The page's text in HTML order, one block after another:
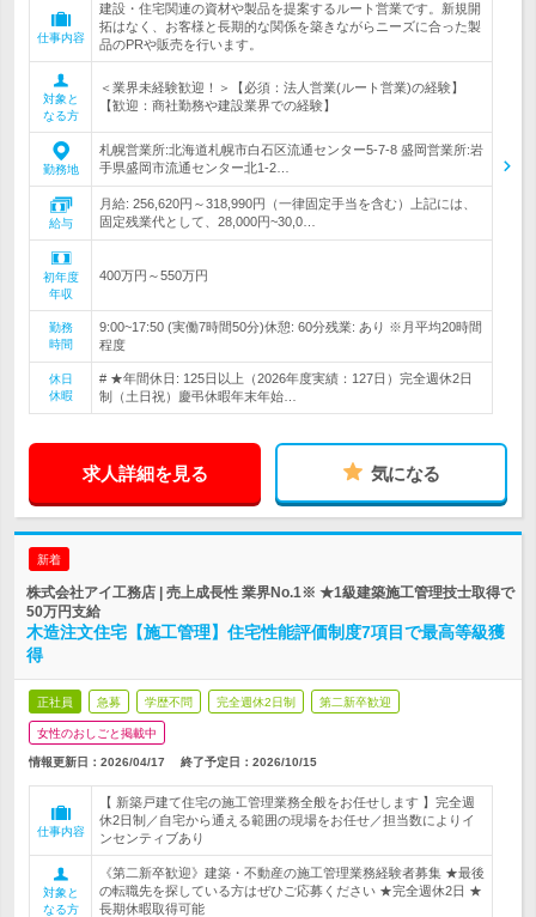
仕事内容
建設・住宅関連の資材や製品を提案するルート営業です。新規開
拓はなく、お客様と長期的な関係を築きながらニーズに合った製
品のPRや販売を行います。
対象と
なる方
＜業界未経験歓迎！＞【必須：法人営業(ルート営業)の経験】
【歓迎：商社勤務や建設業界での経験】
勤務地
札幌営業所:北海道札幌市白石区流通センター5-7-8 盛岡営業所:岩
手県盛岡市流通センター北1-2…
給与
月給: 256,620円～318,990円（一律固定手当を含む）上記には、
固定残業代として、28,000円~30,0…
初年度
年収
400万円～550万円
勤務
時間
9:00~17:50 (実働7時間50分)休憩: 60分残業: あり ※月平均20時間
程度
休日
休暇
# ★年間休日: 125日以上（2026年度実績：127日）完全週休2日
制（土日祝）慶弔休暇年末年始…
求人詳細を見る 気になる
新着
株式会社アイ工務店 | 売上成長性 業界No.1※ ★1級建築施工管理技士取得で
50万円支給
木造注文住宅【施工管理】住宅性能評価制度7項目で最高等級獲
得
正社員 急募 学歴不問 完全週休2日制 第二新卒歓迎
女性のおしごと掲載中
情報更新日：2026/04/17 終了予定日： 2026/10/15
仕事内容
【 新築戸建て住宅の施工管理業務全般をお任せします 】完全週
休2日制／自宅から通える範囲の現場をお任せ／担当数によりイ
ンセンティブあり
対象と
なる方
《第二新卒歓迎》建築・不動産の施工管理業務経験者募集 ★最後
の転職先を探している方はぜひご応募ください ★完全週休2日 ★
長期休暇取得可能